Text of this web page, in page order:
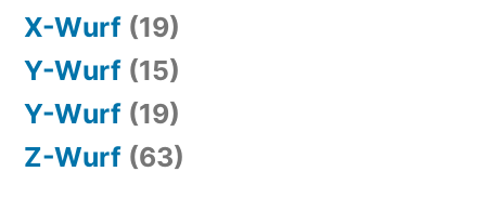
X-Wurf (19)
Y-Wurf (15)
Y-Wurf (19)
Z-Wurf (63)